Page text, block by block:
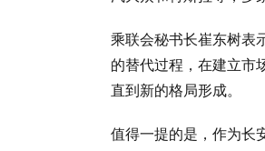
乘联会秘书长崔东树表
的替代过程，在建立市
直到新的格局形成。
值得一提的是，作为长